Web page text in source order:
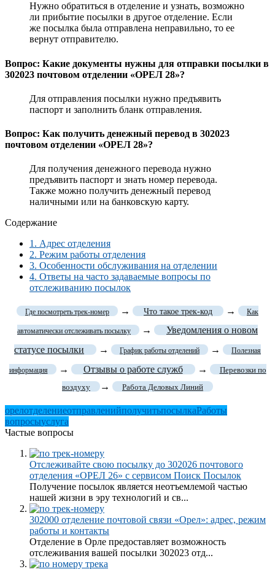
Нужно обратиться в отделение и узнать, возможно
ли прибытие посылки в другое отделение. Если
же посылка была отправлена неправильно, то ее
вернут отправителю.
Вопрос: Какие документы нужны для отправки посылки в
302023 почтовом отделении «ОРЕЛ 28»?
Для отправления посылки нужно предъявить
паспорт и заполнить бланк отправления.
Вопрос: Как получить денежный перевод в 302023
почтовом отделении «ОРЕЛ 28»?
Для получения денежного перевода нужно
предъявить паспорт и знать номер перевода.
Также можно получить денежный перевод
наличными или на банковскую карту.
Содержание
1. Адрес отделения
2. Режим работы отделения
3. Особенности обслуживания на отделении
4. Ответы на часто задаваемые вопросы по
отслеживанию посылок
Где посмотреть трек-номер → Что такое трек-код → Как
автоматически отслеживать посылку →
Уведомления о новом
статусе посылки
→ График работы отделений → Полезная
информация → Отзывы о работе служб →
Перевозки по
воздуху
→ Работа Деловых Линий
орелотделениеотправленийполучитьпосылкаРаботы
вопросыуслуга
Частые вопросы
Отслеживайте свою посылку до 302026 почтового
отделения «ОРЕЛ 26» с сервисом Поиск Посылок
Получение посылок является неотъемлемой частью
нашей жизни в эру технологий и св...
302000 отделение почтовой связи «Орел»: адрес, режим
работы и контакты
Отделение в Орле предоставляет возможность
отслеживания вашей посылки 302023 отд...